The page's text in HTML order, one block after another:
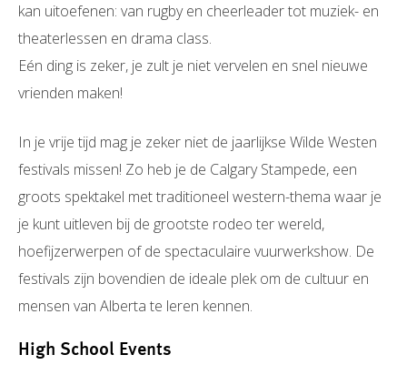
kan uitoefenen: van rugby en cheerleader tot muziek- en
theaterlessen en drama class.
Eén ding is zeker, je zult je niet vervelen en snel nieuwe
vrienden maken!
In je vrije tijd mag je zeker niet de jaarlijkse Wilde Westen
festivals missen! Zo heb je de Calgary Stampede, een
groots spektakel met traditioneel western-thema waar je
je kunt uitleven bij de grootste rodeo ter wereld,
hoefijzerwerpen of de spectaculaire vuurwerkshow. De
festivals zijn bovendien de ideale plek om de cultuur en
mensen van Alberta te leren kennen.
High School Events